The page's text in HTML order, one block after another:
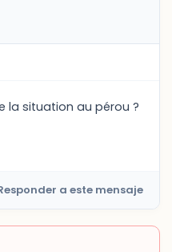
la situation au pérou ?
a este mensaje